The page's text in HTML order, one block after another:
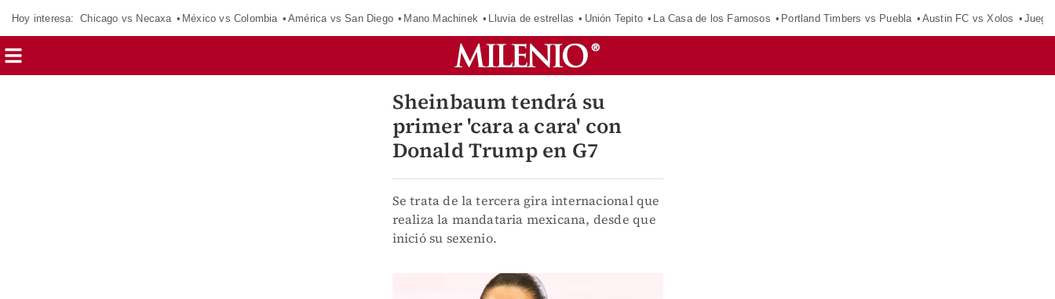
Hoy interesa: Chicago vs Necaxa México vs Colombia América vs San Diego Mano Machinek Lluvia de estrellas Unión Tepito La Casa de los Famosos Portland Timbers vs Puebla Austin FC vs Xolos
Sheinbaum tendrá su
primer 'cara a cara' con
Donald Trump en G7
Se trata de la tercera gira internacional que
realiza la mandataria mexicana, desde que
inició su sexenio.